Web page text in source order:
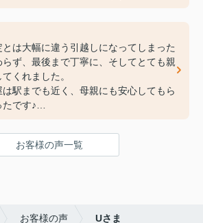
は大幅に違う引越しになってしまった
らず、最後まで丁寧に、そしてとても親
くれました。
駅までも近く、母親にも安心してもら
たです♪
ございました(^^♪
お客様の声一覧
お客様の声 Uさま